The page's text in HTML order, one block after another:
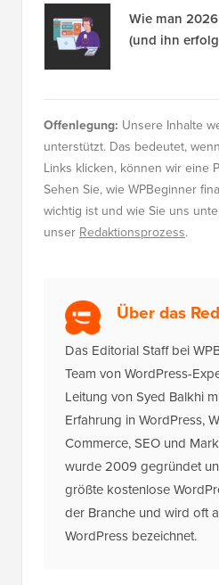
Wie man
(und ihn
Offenlegung: Unsere Inhalte
unterstützt. Das bedeutet,
Links klicken, können wir eine
Sehen Sie, wie WPBeginner
wichtig ist und wie Sie uns
unser Redaktionsprozess.
Über das
Das Editorial Staff bei
Team von WordPress-
Leitung von Syed Balkhi
Erfahrung in WordPress,
Commerce, SEO und
wurde 2009 gegründet
größte kostenlose
der Branche und wird oft
WordPress bezeichnet.